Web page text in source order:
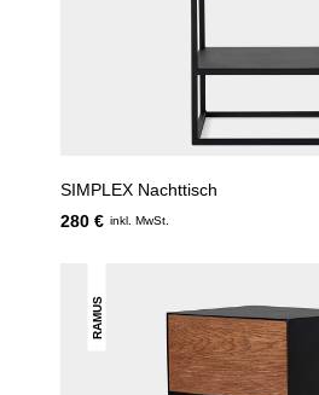
SIMPLEX Nachttisch
280 € inkl. MwSt.
RAMUS